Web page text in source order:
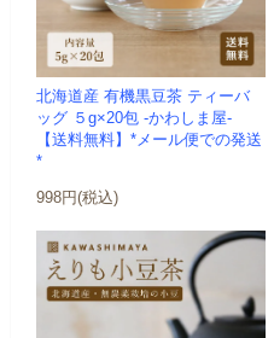
北海道産 有機黒豆茶 ティーバ
ッグ ５g×20包 -かわしま屋-
【送料無料】*メール便での発送
*
998円(税込)